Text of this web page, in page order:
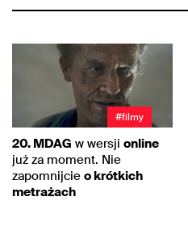
#filmy
20. MDAG w wersji online
już za moment. Nie
zapomnijcie o krótkich
metrażach